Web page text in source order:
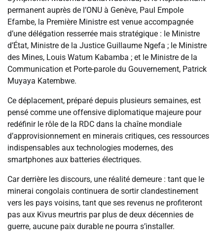
permanent auprès de l’ONU à Genève, Paul Empole
Efambe, la Première Ministre est venue accompagnée
d’une délégation resserrée mais stratégique : le Ministre
d’État, Ministre de la Justice Guillaume Ngefa ; le Ministre
des Mines, Louis Watum Kabamba ; et le Ministre de la
Communication et Porte-parole du Gouvernement, Patrick
Muyaya Katembwe.
Ce déplacement, préparé depuis plusieurs semaines, est
pensé comme une offensive diplomatique majeure pour
redéfinir le rôle de la RDC dans la chaîne mondiale
d’approvisionnement en minerais critiques, ces ressources
indispensables aux technologies modernes, des
smartphones aux batteries électriques.
Car derrière les discours, une réalité demeure : tant que le
minerai congolais continuera de sortir clandestinement
vers les pays voisins, tant que ses revenus ne profiteront
pas aux Kivus meurtris par plus de deux décennies de
guerre, aucune paix durable ne pourra s’installer.